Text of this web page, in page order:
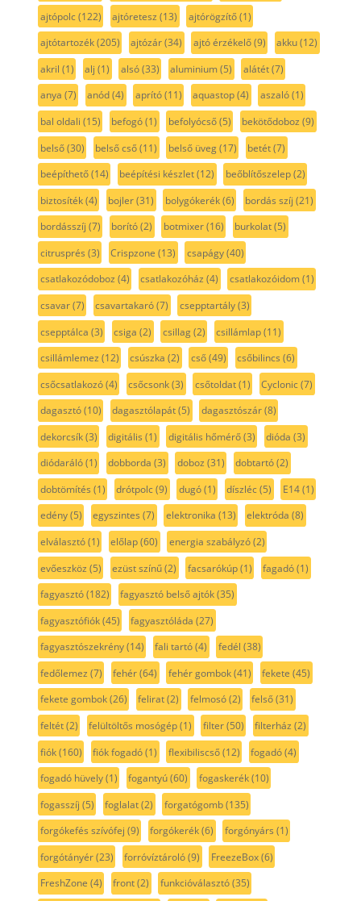
ajtópolc(122) ajtóretesz (13) ajtórögzítő(1)
ajtótartozék(205) ajtózár(34) ajtó érzékelő(9) akku(12)
akril (1) alj (1) alsó(33) aluminium(5) alátét(7)
anya (7) anód(4) aprító(11) aquastop(4) aszaló(1)
bal oldali (15) befogó(1) befolyócső(5) bekötődoboz (9)
belső(30) belső cső(11) belső üveg(17) betét(7)
beépíthető(14) beépítési készlet(12) beőblítőszelep(2)
biztosíték(4) bojler(31) bolygókerék(6) bordás szíj (21)
bordásszíj (7) borító(2) botmixer(16) burkolat(5)
citrusprés (3) Crispzone (13) csapágy(40)
csatlakozódoboz (4) csatlakozóház (4) csatlakozóidom(1)
csavar(7) csavartakaró(7) csepptartály(3)
csepptálca (3) csiga (2) csillag(2) csillámlap(11)
csillámlemez (12) csúszka (2) cső(49) csőbilincs (6)
csőcsatlakozó(4) csőcsonk(3) csőtoldat(1) Cyclonic(7)
dagasztó(10) dagasztólapát(5) dagasztószár(8)
dekorcsík(3) digitális (1) digitális hőmérő(3) dióda (3)
diódaráló(1) dobborda (3) doboz (31) dobtartó(2)
dobtömítés (1) drótpolc(9) dugó(1) díszléc(5) E14(1)
edény(5) egyszintes (7) elektronika (13) elektróda (8)
elválasztó(1) előlap(60) energia szabályzó(2)
evőeszköz (5) ezüst színű(2) facsarókúp(1) fagadó(1)
fagyasztó(182) fagyasztó belső ajtók(35)
fagyasztófiók(45) fagyasztóláda (27)
fagyasztószekrény(14) fali tartó(4) fedél (38)
fedőlemez (7) fehér(64) fehér gombok(41) fekete (45)
fekete gombok(26) felirat(2) felmosó(2) felső(31)
feltét(2) felültöltős mosógép(1) filter(50) filterház (2)
fiók(160) fiók fogadó(1) flexibiliscső(12) fogadó(4)
fogadó hüvely(1) fogantyú(60) fogaskerék(10)
fogasszíj (5) foglalat(2) forgatógomb(135)
forgókefés szívófej (9) forgókerék(6) forgónyárs (1)
forgótányér(23) forróvíztároló(9) FreezeBox(6)
FreshZone (4) front(2) funkcióválasztó(35)